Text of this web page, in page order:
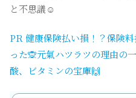
と不思議☺️
PR 健康保険払い損！？保険
った🙊元氣ハツラツの理由の
酸、ビタミンの宝庫🙌